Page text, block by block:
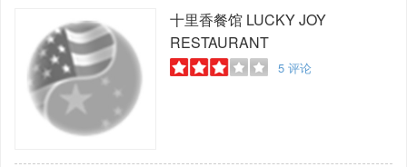
十里香餐馆LUCKY JOY
RESTAURANT
5评论